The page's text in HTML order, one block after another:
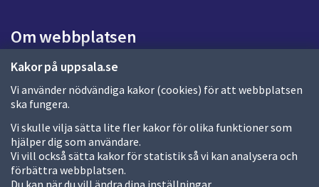
Kakor på uppsala.se
Vi använder nödvändiga kakor (cookies) för att webbplatsen
ska fungera.
Vi skulle vilja sätta lite fler kakor för olika funktioner som
hjälper dig som användare.
Vi vill också sätta kakor för statistik så vi kan analysera och
förbättra webbplatsen.
Du kan när du vill ändra dina inställningar.
d
a
Om webbplatsen
Om webbplatsen
Allmänna handlingar och diarium
Behandling av personuppgifter
Kakor
Språk (other languages)